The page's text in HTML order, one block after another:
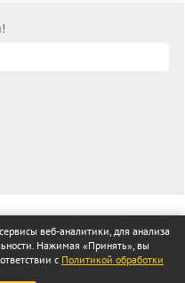
товаров. 2001—
веб-аналитики, для анализа
Нажимая «Принять», вы
с Политикой обработки